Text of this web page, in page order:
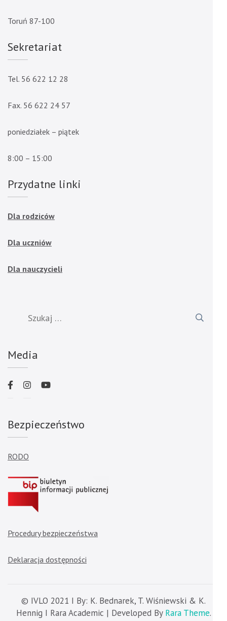
Toruń 87-100
Sekretariat
Tel. 56 622 12 28
Fax. 56 622 24 57
poniedziałek – piątek
8:00 – 15:00
Przydatne linki
Dla rodziców
Dla uczniów
Dla nauczycieli
Media
Bezpieczeństwo
RODO
Procedury bezpieczeństwa
Deklaracja dostępności
© IVLO 2021 I By: K. Bednarek, T. Wiśniewski & K.
Hennig I Rara Academic | Developed By Rara Theme.